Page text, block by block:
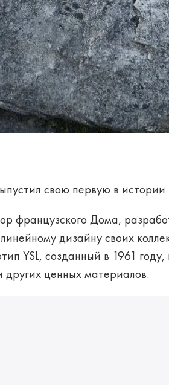
свою первую в
французского Дома,
дизайну своих
YSL, созданный в 1961
других ценных материалов.